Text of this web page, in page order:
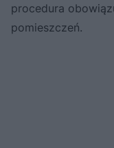
procedura
pomieszczeń.